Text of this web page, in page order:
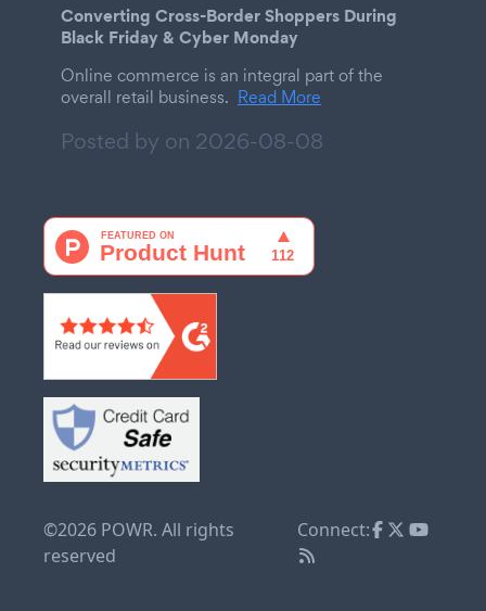
Converting Cross-Border Shoppers During
Black Friday & Cyber Monday
Online commerce is an integral part of the
overall retail business. Read More
Posted by on 2026-08-08
©2026 POWR. All rights
reserved
Connect: